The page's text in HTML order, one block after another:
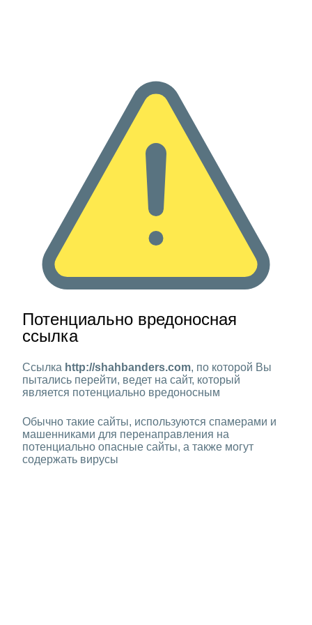
Потенциально вредоносная
ссылка
Ссылка http://shahbanders.com, по которой Вы
пытались перейти, ведет на сайт, который
является потенциально вредоносным
Обычно такие сайты, используются спамерами и
машенниками для перенаправления на
потенциально опасные сайты, а также могут
содержать вирусы